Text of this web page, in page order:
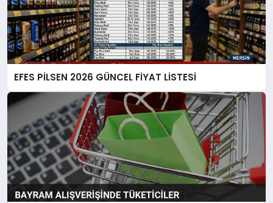
EFES PİLSEN 2026 GÜNCEL FİYAT LİSTESİ